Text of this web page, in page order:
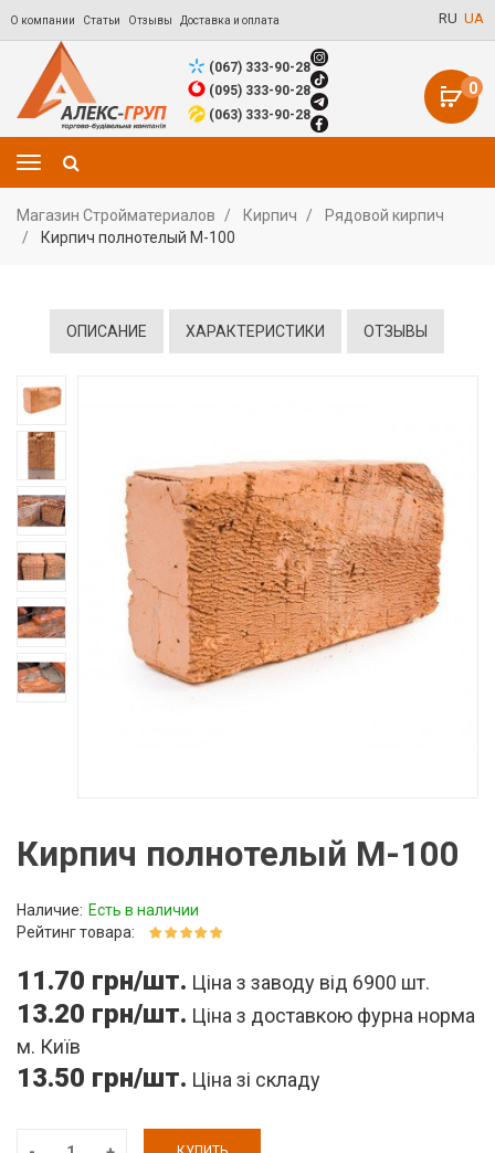
О компании Статьи Отзывы Доставка и оплата RU UA
0
(067) 333-90-28
(095) 333-90-28
(063) 333-90-28
Магазин Стройматериалов Кирпич
Рядовой кирпич
Кирпич полнотелый М-100
ОПИСАНИЕ ХАРАКТЕРИСТИКИ ОТЗЫВЫ
Кирпич полнотелый М-100
Наличие: Есть в наличии
Рейтинг товара:
11.70 грн/шт. Ціна з заводу від 6900 шт.
13.20 грн/шт. Ціна з доставкою фурна норма
м. Київ
13.50 грн/шт. Ціна зі складу